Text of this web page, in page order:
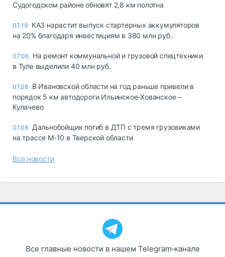
Судогодском районе обновят 2,8 км полотна
07:19 КАЗ нарастит выпуск стартерных аккумуляторов
на 20% благодаря инвестициям в 380 млн руб.
07:06 На ремонт коммунальной и грузовой спецтехники
в Туле выделили 40 млн руб.
07.08 В Ивановской области на год раньше привели в
порядок 5 км автодороги Ильинское-Хованское –
Кулачево
07.08 Дальнобойщик погиб в ДТП с тремя грузовиками
на трассе М-10 в Тверской области
Все новости
Все главные новости в нашем Telegram‑канале